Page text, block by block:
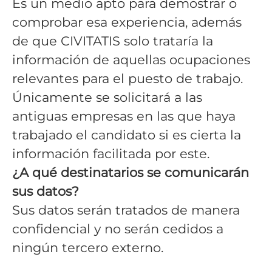
Es un medio apto para demostrar o
comprobar esa experiencia, además
de que CIVITATIS solo trataría la
información de aquellas ocupaciones
relevantes para el puesto de trabajo.
Únicamente se solicitará a las
antiguas empresas en las que haya
trabajado el candidato si es cierta la
información facilitada por este.
¿A qué destinatarios se comunicarán
sus datos?
Sus datos serán tratados de manera
confidencial y no serán cedidos a
ningún tercero externo.